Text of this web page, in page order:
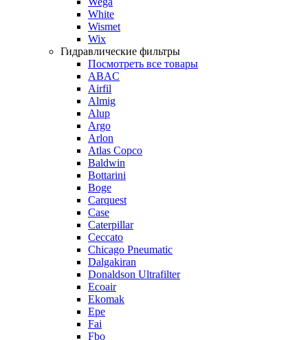
White
Wismet
Wix
Гидравлические фильтры
Посмотреть все товары
ABAC
Airfil
Almig
Alup
Argo
Arlon
Atlas Copco
Baldwin
Bottarini
Boge
Carquest
Case
Caterpillar
Ceccato
Chicago Pneumatic
Dalgakiran
Donaldson Ultrafilter
Ecoair
Ekomak
Epe
Fai
Fbo